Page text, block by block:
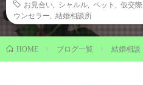
お見合い
シャルル ペット 仮交際
ウンセラー
結婚相談所
HOME ブログ一覧 結婚相談